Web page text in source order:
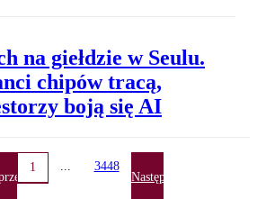
na giełdzie w Seulu.
chipów tracą,
boją się AI
1 ... 3448
Następna